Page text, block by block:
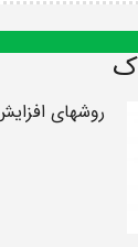
روشهای